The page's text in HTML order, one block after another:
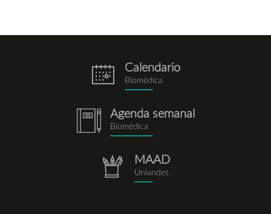
eventos.png
Calendario
Biomédica
notebook.png
Agenda semanal
Biomédica
repositorio.png
MAAD
Uniandes